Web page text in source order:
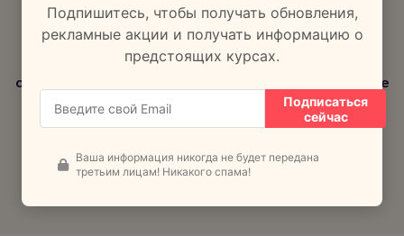
Качественные
обучающие материалы и
ресурсы
Практическая
ориентация, применение
знаний на практике
Смотреть все курсы
Подпишитесь, чтобы получать обновления,
рекламные акции и получать информацию о
предстоящих курсах.
Подписаться
сейчас
Ваша информация никогда не будет передана
третьим лицам! Никакого спама!